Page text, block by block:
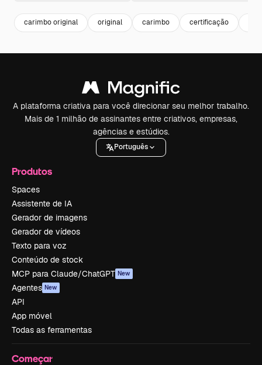
carimbo original original carimbo certificação
A plataforma criativa para você direcionar seu melhor trabalho.
Mais de 1 milhão de assinantes entre criativos, empresas,
agências e estúdios.
Português
Produtos
Spaces
Assistente de IA
Gerador de imagens
Gerador de vídeos
Texto para voz
Conteúdo de stock
MCP para Claude/ChatGPT New
Agentes New
API
App móvel
Todas as ferramentas
Começar